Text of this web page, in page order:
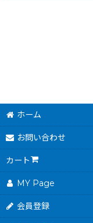
ホーム
お問い合わせ
カート
MY Page
会員登録